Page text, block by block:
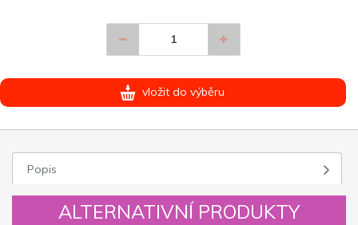
vložit do výběru
Popis
ALTERNATIVNÍ PRODUKTY